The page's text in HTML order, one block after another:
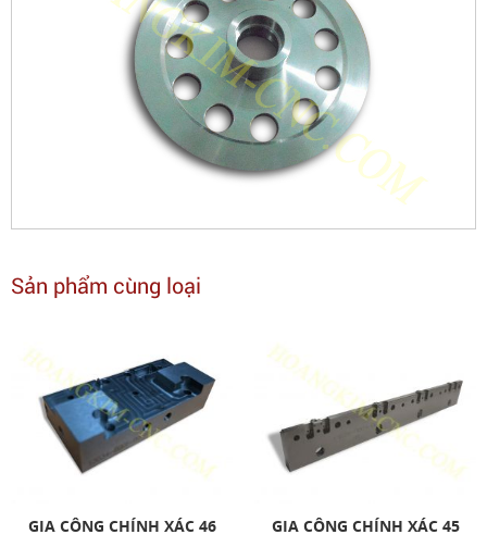
Sản phẩm cùng loại
GIA CÔNG CHÍNH XÁC 46 GIA CÔNG CHÍNH XÁC 45